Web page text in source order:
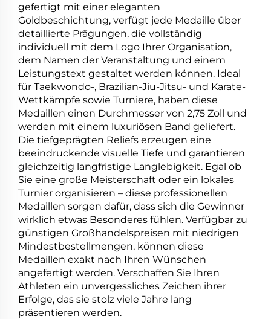
gefertigt mit einer eleganten
Goldbeschichtung, verfügt jede Medaille über
detaillierte Prägungen, die vollständig
individuell mit dem Logo Ihrer Organisation,
dem Namen der Veranstaltung und einem
Leistungstext gestaltet werden können. Ideal
für Taekwondo-, Brazilian-Jiu-Jitsu- und Karate-
Wettkämpfe sowie Turniere, haben diese
Medaillen einen Durchmesser von 2,75 Zoll und
werden mit einem luxuriösen Band geliefert.
Die tiefgeprägten Reliefs erzeugen eine
beeindruckende visuelle Tiefe und garantieren
gleichzeitig langfristige Langlebigkeit. Egal ob
Sie eine große Meisterschaft oder ein lokales
Turnier organisieren – diese professionellen
Medaillen sorgen dafür, dass sich die Gewinner
wirklich etwas Besonderes fühlen. Verfügbar zu
günstigen Großhandelspreisen mit niedrigen
Mindestbestellmengen, können diese
Medaillen exakt nach Ihren Wünschen
angefertigt werden. Verschaffen Sie Ihren
Athleten ein unvergessliches Zeichen ihrer
Erfolge, das sie stolz viele Jahre lang
präsentieren werden.